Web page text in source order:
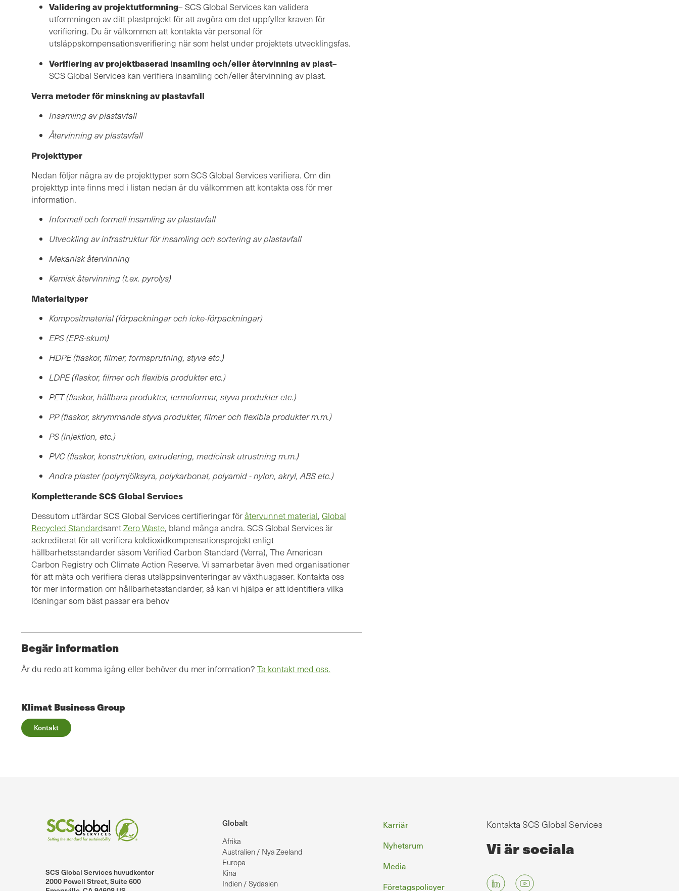
Validering av projektutformning– SCS Global Services kan validera
utformningen av ditt plastprojekt för att avgöra om det uppfyller kraven för
verifiering. Du är välkommen att kontakta vår personal för
utsläppskompensationsverifiering när som helst under projektets utvecklingsfas.
Verifiering av projektbaserad insamling och/eller återvinning av plast–
SCS Global Services kan verifiera insamling och/eller återvinning av plast.
Verra metoder för minskning av plastavfall
Insamling av plastavfall
Återvinning av plastavfall
Projekttyper
Nedan följer några av de projekttyper som SCS Global Services verifiera. Om din
projekttyp inte finns med i listan nedan är du välkommen att kontakta oss för mer
information.
Informell och formell insamling av plastavfall
Utveckling av infrastruktur för insamling och sortering av plastavfall
Mekanisk återvinning
Kemisk återvinning (t.ex. pyrolys)
Materialtyper
Kompositmaterial (förpackningar och icke-förpackningar)
EPS (EPS-skum)
HDPE (flaskor, filmer, formsprutning, styva etc.)
LDPE (flaskor, filmer och flexibla produkter etc.)
PET (flaskor, hållbara produkter, termoformar, styva produkter etc.)
PP (flaskor, skrymmande styva produkter, filmer och flexibla produkter m.m.)
PS (injektion, etc.)
PVC (flaskor, konstruktion, extrudering, medicinsk utrustning m.m.)
Andra plaster (polymjölksyra, polykarbonat, polyamid - nylon, akryl, ABS etc.)
Kompletterande SCS Global Services
Dessutom utfärdar SCS Global Services certifieringar föråtervunnet material, Global
Recycled StandardsamtZero Waste, bland många andra. SCS Global Services är
ackrediterat för att verifiera koldioxidkompensationsprojekt enligt
hållbarhetsstandarder såsom Verified Carbon Standard (Verra), The American
Carbon Registry och Climate Action Reserve. Vi samarbetar även med organisationer
för att mäta och verifiera deras utsläppsinventeringar av växthusgaser. Kontakta oss
för mer information om hållbarhetsstandarder, så kan vi hjälpa er att identifiera vilka
lösningar som bäst passar era behov
Begär information
Är du redo att komma igång eller behöver du mer information? Ta kontakt med oss.
Klimat Business Group
Kontakt
SCS Global Services huvudkontor
2000 Powell Street, Suite 600
Globalt
Afrika
Australien / Nya Zeeland
Europa
Kina
Indien / Sydasien
Sidfot
Karriär
Nyhetsrum
Media
Företagspolicyer
Kontakta SCS Global Services
Vi är sociala
på LinkedIn.
SCS Global Services på YouTube